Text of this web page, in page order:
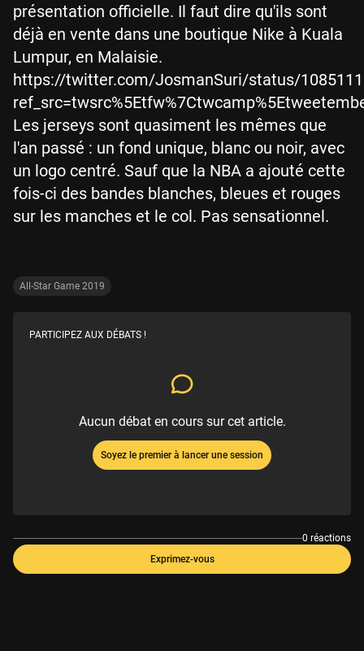
présentation officielle. Il faut dire qu'ils sont
déjà en vente dans une boutique Nike à Kuala
Lumpur, en Malaisie.
https://twitter.com/JosmanSuri/status/
Les jerseys sont quasiment les mêmes que
l'an passé : un fond unique, blanc ou noir, avec
un logo centré. Sauf que la NBA a ajouté cette
fois-ci des bandes blanches, bleues et rouges
sur les manches et le col. Pas sensationnel.
All-Star Game 2019
PARTICIPEZ AUX DÉBATS !
Aucun débat en cours sur cet article.
Soyez le premier à lancer une session
0 réactions
Exprimez-vous